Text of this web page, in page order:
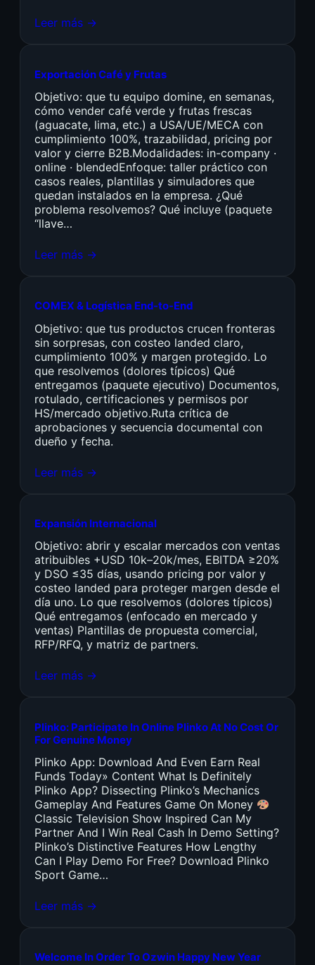
Leer más →
Exportación Café y Frutas
Objetivo: que tu equipo domine, en semanas,
cómo vender café verde y frutas frescas
(aguacate, lima, etc.) a USA/UE/MECA con
cumplimiento 100%, trazabilidad, pricing por
valor y cierre B2B.Modalidades: in-company ·
online · blendedEnfoque: taller práctico con
casos reales, plantillas y simuladores que
quedan instalados en la empresa. ¿Qué
problema resolvemos? Qué incluye (paquete
“llave…
Leer más →
COMEX & Logística End-to-End
Objetivo: que tus productos crucen fronteras
sin sorpresas, con costeo landed claro,
cumplimiento 100% y margen protegido. Lo
que resolvemos (dolores típicos) Qué
entregamos (paquete ejecutivo) Documentos,
rotulado, certificaciones y permisos por
HS/mercado objetivo.Ruta crítica de
aprobaciones y secuencia documental con
dueño y fecha.
Leer más →
Expansión Internacional
Objetivo: abrir y escalar mercados con ventas
atribuibles +USD 10k–20k/mes, EBITDA ≥20%
y DSO ≤35 días, usando pricing por valor y
costeo landed para proteger margen desde el
día uno. Lo que resolvemos (dolores típicos)
Qué entregamos (enfocado en mercado y
ventas) Plantillas de propuesta comercial,
RFP/RFQ, y matriz de partners.
Leer más →
Plinko: Participate In Online Plinko At No Cost Or
For Genuine Money
Plinko App: Download And Even Earn Real
Funds Today» Content What Is Definitely
Plinko App? Dissecting Plinko’s Mechanics
Gameplay And Features Game On Money
Classic Television Show Inspired Can My
Partner And I Win Real Cash In Demo Setting?
Plinko’s Distinctive Features How Lengthy
Can I Play Demo For Free? Download Plinko
Sport Game…
Leer más →
Welcome In Order To Ozwin Happy New Year